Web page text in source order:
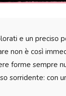
e un preciso
non è così
forme sempre
sorridente: con